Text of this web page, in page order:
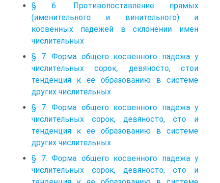
§ 6. Противопоставление прямых
(именительного и винительного) и
косвенных падежей в склонении имен
числительных
§ 7. Форма общего косвенного падежа у
числительных сорок, девяносто, стои
тенденция к ее образованию в системе
других числительных
§ 7. Форма общего косвенного падежа у
числительных сорок, девяносто, сто и
тенденция к ее образованию в системе
других числительных
§ 7. Форма общего косвенного падежа у
числительных сорок, девяносто, сто и